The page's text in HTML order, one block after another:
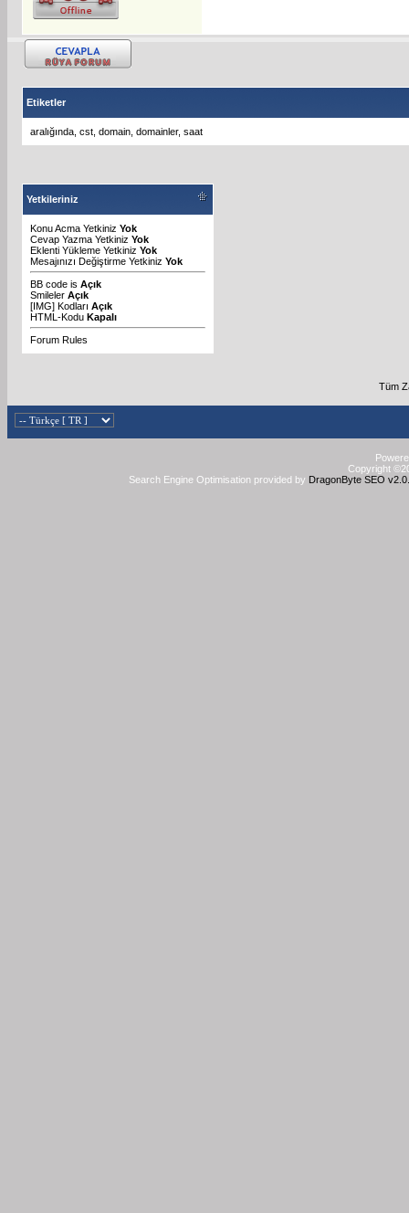
Etiketler
aralığında cst domain domainler, saat
Yetkileriniz
Konu Acma Yetkiniz Yok
Cevap Yazma Yetkiniz Yok
Eklenti Yükleme Yetkiniz Yok
Mesajınızı Değiştirme Yetkiniz Yok
BB code is Açık
Smileler Açık
[IMG] Kodları Açık
HTML-Kodu Kapalı
Forum Rules
Tüm
Copyright
Search Engine Optimisation provided by DragonByte SEO